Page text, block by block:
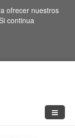
ofrecer nuestros
continua